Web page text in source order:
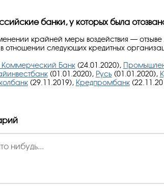
банки, у которых была
крайней меры воздействия —
отношении следующих кредитных
Банк(24.01.2020),
(01.01.2020), Русь (01.01.2020),
(29.11.2019), Кредпромбанк